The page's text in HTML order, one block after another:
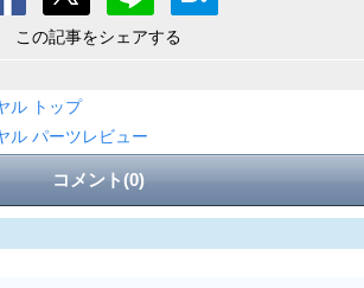
この記事をシェアする
ル トップ
ル パーツレビュー
コメント(0)